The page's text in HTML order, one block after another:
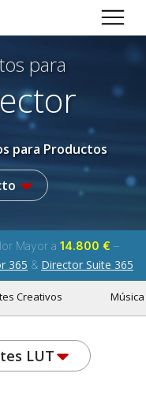
para
para Productos
Mayor a 14.800 € –
365 & Director Suite 365
Creativos Música
LUT